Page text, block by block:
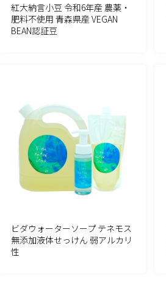
紅大納言小豆 令和6年産 農薬・
肥料不使用 青森県産 VEGAN
BEAN認証豆
ビダウォーターソープ テネモス
無添加液体せっけん 弱アルカリ
性